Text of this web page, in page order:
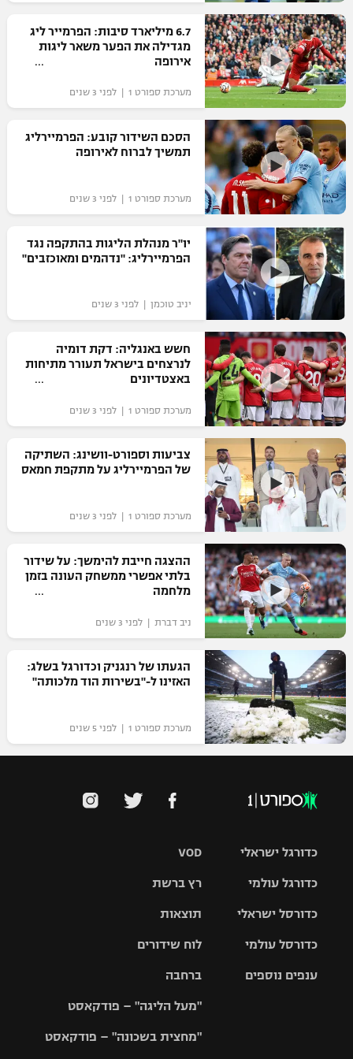
רשיון להקרנה פומבית לבית עסק
הצטרפות לחבילת הערוצים
לוח דרושים – ג'ובנט
תגיות
המגזין
6.7 מיליארד סיבות: הפרמייר ליג
מגדילה את הפער משאר ליגות
אירופה
מערכת ספורט 1 | לפני 3 שנים
הסכם השידור קובע: הפרמיירליג
תמשיך לברוח לאירופה
מערכת ספורט 1 | לפני 3 שנים
יו"ר מנהלת הליגות בהתקפה נגד
הפרמיירליג: "נדהמים ומאוכזבים"
יניב טוכמן | לפני 3 שנים
חשש באנגליה: דקת דומיה
לנרצחים בישראל תעורר מתיחות
באצטדיונים
מערכת ספורט 1 | לפני 3 שנים
צביעות וספורט-וושינג: השתיקה
של הפרמיירליג על מתקפת חמאס
מערכת ספורט 1 | לפני 3 שנים
ההצגה חייבת להימשך: על שידור
בלתי אפשרי ממשחק העונה בזמן
מלחמה
ניב דברת | לפני 3 שנים
הגעתו של רנגניק וכדורגל בשלג:
האזינו ל-"בשירות הוד מלכותה"
מערכת ספורט 1 | לפני 5 שנים
VOD
רץ ברשת
תוצאות
לוח שידורים
ברחבה
"מעל הליגה" – פודקאסט
"מחצית בשכונה" – פודקאסט
כדורגל ישראלי
גביע הטוטו
כדורגל עולמי
האלופות
ליגה
כדורסל ישראלי
סל
כדורסל עולמי
ענפים נוספים